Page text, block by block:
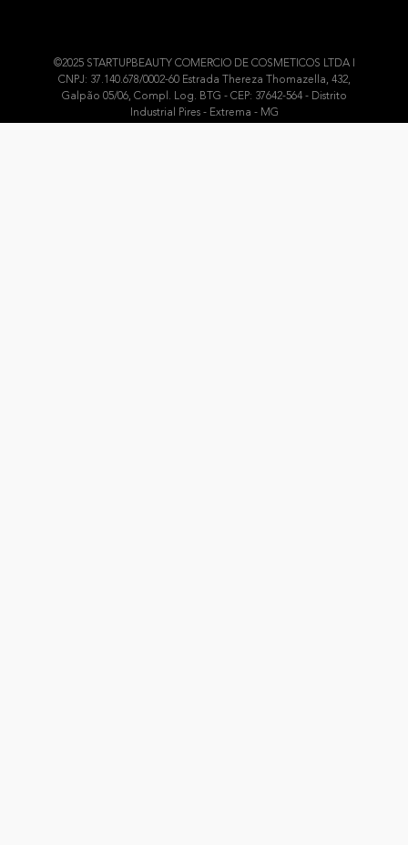
©2025 STARTUPBEAUTY COMERCIO DE COSMETICOS LTDA I
CNPJ: 37.140.678/0002-60 Estrada Thereza Thomazella, 432,
Galpão 05/06, Compl. Log. BTG - CEP: 37642-564 - Distrito
Industrial Pires - Extrema - MG